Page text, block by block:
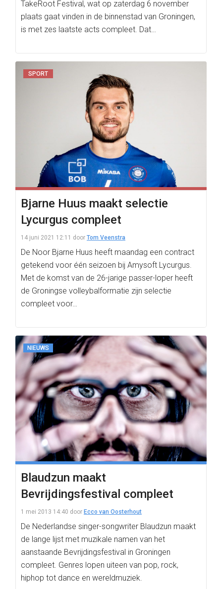
TakeRoot Festival, wat op zaterdag 6 november
plaats gaat vinden in de binnenstad van Groningen,
is met zes laatste acts compleet. Dat…
SPORT
Bjarne Huus maakt selectie
Lycurgus compleet
14 juni 2021 12:11 door Tom Veenstra
De Noor Bjarne Huus heeft maandag een contract
getekend voor één seizoen bij Amysoft Lycurgus.
Met de komst van de 26-jarige passer-loper heeft
de Groningse volleybalformatie zijn selectie
compleet voor…
NIEUWS
Blaudzun maakt
Bevrijdingsfestival compleet
1 mei 2013 14:40 door Ecco van Oosterhout
De Nederlandse singer-songwriter Blaudzun maakt
de lange lijst met muzikale namen van het
aanstaande Bevrijdingsfestival in Groningen
compleet. Genres lopen uiteen van pop, rock,
hiphop tot dance en wereldmuziek.